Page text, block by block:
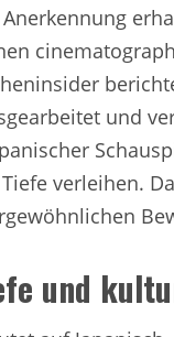
und
verleihen.
und